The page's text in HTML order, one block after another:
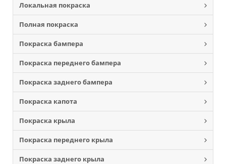
Локальная покраска
Полная покраска
Покраска бампера
Покраска переднего бампера
Покраска заднего бампера
Покраска капота
Покраска крыла
Покраска переднего крыла
Покраска заднего крыла